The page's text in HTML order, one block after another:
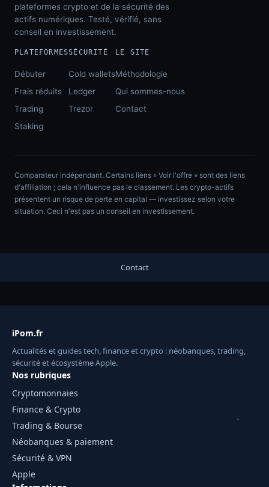
plateformes crypto et de la sécurité des
actifs numériques. Testé, vérifié, sans
conseil en investissement.
PLATEFORMES
Débuter
Frais réduits
Trading
Staking
SÉCURITÉ
Cold wallets
Ledger
Trezor
LE SITE
Méthodologie
Qui sommes-nous
Contact
Comparateur indépendant. Certains liens « Voir l'offre » sont des liens
d'affiliation ; cela n'influence pas le classement. Les crypto-actifs
présentent un risque de perte en capital — investissez selon votre
situation. Ceci n'est pas un conseil en investissement.
Contact
iPom.fr
Actualités et guides tech, finance et crypto : néobanques, trading,
sécurité et écosystème Apple.
Nos rubriques
Cryptomonnaies
Finance & Crypto
Trading & Bourse
Néobanques & paiement
Sécurité & VPN
Apple